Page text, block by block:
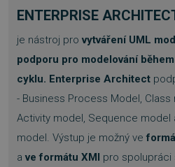
ENTERPRISE
je nástroj pro vytváření UML
podporu pro modelování
cyklu. Enterprise Architect
- Business Process Model,
Activity model, Sequence model
model. Výstup je možný ve
a ve formátu XMI pro spolupráci